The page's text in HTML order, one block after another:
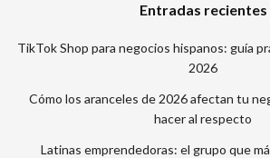
Entradas recientes
TikTok Shop para negocios hispanos: guía
2026
Cómo los aranceles de 2026 afectan tu
hacer al respecto
Latinas emprendedoras: el grupo que